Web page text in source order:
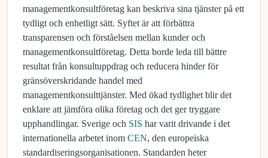
managementkonsultföretag kan beskriva sina tjänster på ett
tydligt och enhetligt sätt. Syftet är att förbättra
transparensen och förståelsen mellan kunder och
managementkonsultföretag. Detta borde leda till bättre
resultat från konsultuppdrag och reducera hinder för
gränsöverskridande handel med
managementkonsulttjänster. Med ökad tydlighet blir det
enklare att jämföra olika företag och det ger tryggare
upphandlingar. Sverige och SIS har varit drivande i det
internationella arbetet inom CEN, den europeiska
standardiseringsorganisationen. Standarden heter